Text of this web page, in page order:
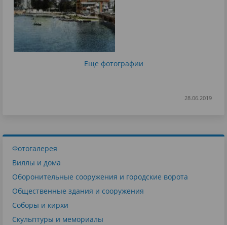
Еще фотографии
28.06.2019
Фотогалерея
Виллы и дома
Оборонительные сооружения и городские ворота
Общественные здания и сооружения
Соборы и кирхи
Скульптуры и мемориалы